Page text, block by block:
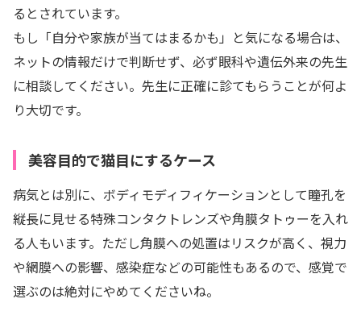
るとされています。
もし「自分や家族が当てはまるかも」と気になる場合は、
ネットの情報だけで判断せず、必ず眼科や遺伝外来の先生
に相談してください。先生に正確に診てもらうことが何よ
り大切です。
美容目的で猫目にするケース
病気とは別に、ボディモディフィケーションとして瞳孔を
縦長に見せる特殊コンタクトレンズや角膜タトゥーを入れ
る人もいます。ただし角膜への処置はリスクが高く、視力
や網膜への影響、感染症などの可能性もあるので、感覚で
選ぶのは絶対にやめてくださいね。